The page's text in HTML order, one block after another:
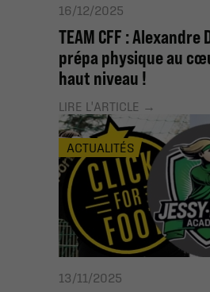
16/12/2025
TEAM CFF : Alexandre
prépa physique au
haut niveau !
LIRE L'ARTICLE
ACTUALITÉS
13/11/2025